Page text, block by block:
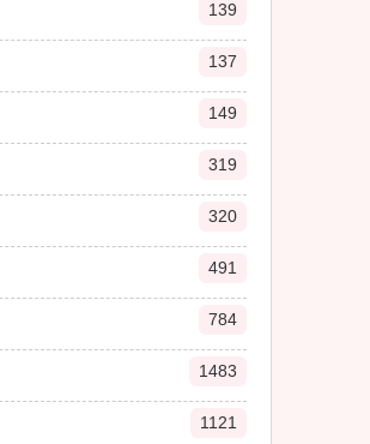
139
137
149
319
320
491
784
1483
1121